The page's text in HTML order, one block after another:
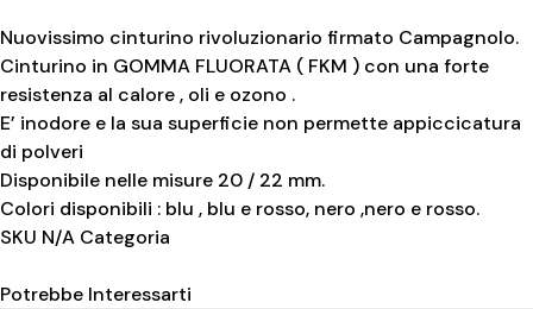
Nuovissimo cinturino rivoluzionario firmato Campagnolo.
Cinturino in GOMMA FLUORATA ( FKM ) con una forte
resistenza al calore , oli e ozono .
E’ inodore e la sua superficie non permette appiccicatura
di polveri
Disponibile nelle misure 20 / 22 mm.
Colori disponibili : blu , blu e rosso, nero ,nero e rosso.
SKU N/A Categoria
Potrebbe Interessarti